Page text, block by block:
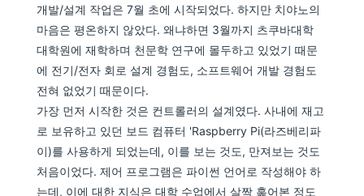
개발/설계 작업은 7월 초에 시작되었다. 하지만 치야노의
마음은 평온하지 않았다. 왜냐하면 3월까지 츠쿠바대학
대학원에 재학하며 천문학 연구에 몰두하고 있었기 때문
에 전기/전자 회로 설계 경험도, 소프트웨어 개발 경험도
전혀 없었기 때문이다.
가장 먼저 시작한 것은 컨트롤러의 설계였다. 사내에 재고
로 보유하고 있던 보드 컴퓨터 'Raspberry Pi(라즈베리파
이)를 사용하게 되었는데, 이를 보는 것도, 만져보는 것도
처음이었다. 제어 프로그램은 파이썬 언어로 작성해야 하
는데, 이에 대한 지식은 대학 수업에서 살짝 훑어본 정도